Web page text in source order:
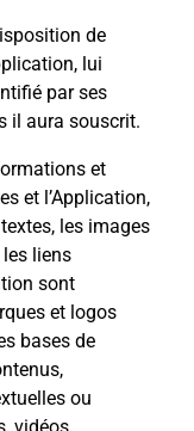
de
lui
par ses
il aura souscrit.
et
et l’Application,
les images
liens
sont
et logos
bases de
ou
vidéos,